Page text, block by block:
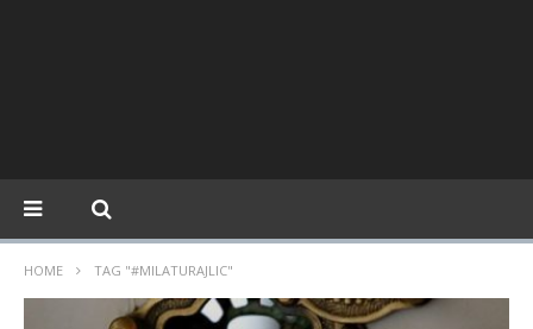
HOME TAG "#MILATURAJLIC"